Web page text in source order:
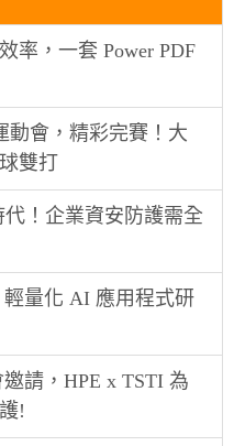
率，一套 Power PDF
動會，精彩完賽！大
雙打
！企業資安防護需全
量化 AI 應用程式研
請，HPE x TSTI 為
!